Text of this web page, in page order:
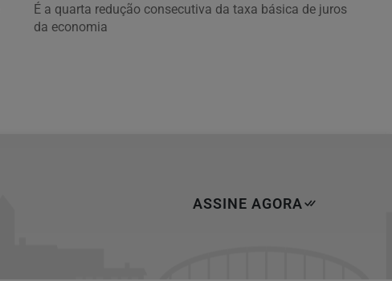
É a quarta redução consecutiva da taxa básica de juros
da economia
ASSINE AGORA